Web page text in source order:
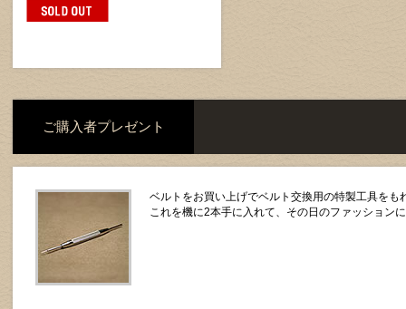
ご購入者プレゼント
ベルトをお買い上げでベルト交換用の特製工具をも
これを機に2本手に入れて、その日のファッション